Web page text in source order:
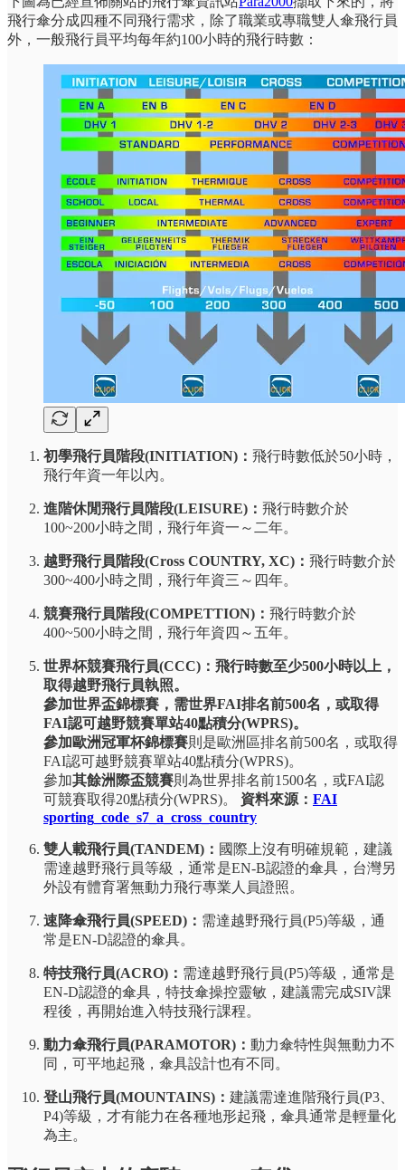
飛行傘分成四種不同飛行需求，除了職業或專職雙人傘飛行員
外，一般飛行員平均每年約100小時的飛行時數：
初學飛行員階段(INITIATION)： 飛行時數低於50小時，
飛行年資一年以內。
進階休閒飛行員階段(LEISURE)： 飛行時數介於
100~200小時之間，飛行年資一～二年。
越野飛行員階段(Cross COUNTRY, XC)： 飛行時數介於
300~400小時之間，飛行年資三～四年。
競賽飛行員階段(COMPETTION)： 飛行時數介於
400~500小時之間，飛行年資四～五年。
世界杯競賽飛行員(CCC)：飛行時數至少500小時以上，
取得越野飛行員執照。
參加世界盃錦標賽，需世界FAI排名前500名，或取得
FAI認可越野競賽單站40點積分(WPRS)。
參加歐洲冠軍杯錦標賽則是歐洲區排名前500名，或取得
FAI認可越野競賽單站40點積分(WPRS)。
參加其餘洲際盃競賽則為世界排名前1500名，或FAI認
可競賽取得20點積分(WPRS)。 資料來源： FAI
sporting_code_s7_a_cross_country
雙人載飛行員(TANDEM)： 國際上沒有明確規範，建議
需達越野飛行員等級，通常是EN-B認證的傘具，台灣另
外設有體育署無動力飛行專業人員證照。
速降傘飛行員(SPEED)： 需達越野飛行員(P5)等級，通
常是EN-D認證的傘具。
特技飛行員(ACRO)： 需達越野飛行員(P5)等級，通常是
EN-D認證的傘具，特技傘操控靈敏，建議需完成SIV課
程後，再開始進入特技飛行課程。
動力傘飛行員(PARAMOTOR)： 動力傘特性與無動力不
同，可平地起飛，傘具設計也有不同。
登山飛行員(MOUNTAINS)： 建議需達進階飛行員(P3、
P4)等級，才有能力在各種地形起飛，傘具通常是輕量化
為主。